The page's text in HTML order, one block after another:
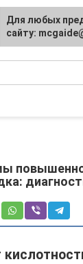
Для любых
сайту: